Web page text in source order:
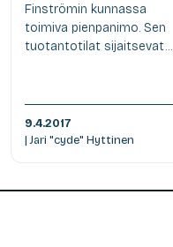
Finströmin kunnassa
toimiva pienpanimo. Sen
tuotantotilat sijaitsevat...
9.4.2017
| Jari "cyde" Hyttinen